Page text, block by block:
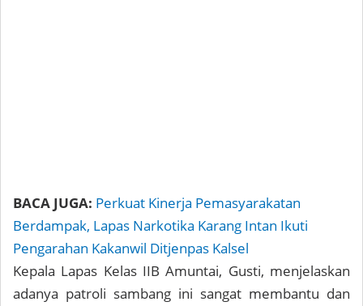
BACA JUGA: Perkuat Kinerja Pemasyarakatan
Berdampak, Lapas Narkotika Karang Intan Ikuti
Pengarahan Kakanwil Ditjenpas Kalsel
Kepala Lapas Kelas IIB Amuntai, Gusti, menjelaskan
adanya patroli sambang ini sangat membantu dan